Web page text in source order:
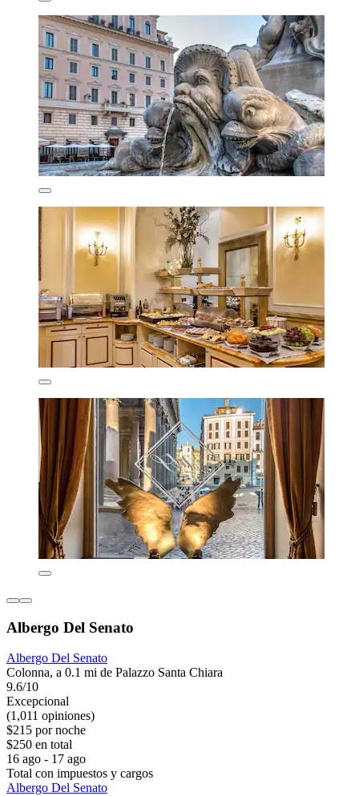
Albergo Del Senato
Albergo Del Senato
Colonna, a 0.1 mi de Palazzo Santa Chiara
9.6/10
Excepcional
(1,011 opiniones)
$215 por noche
$250 en total
16 ago - 17 ago
Total con impuestos y cargos
Albergo Del Senato